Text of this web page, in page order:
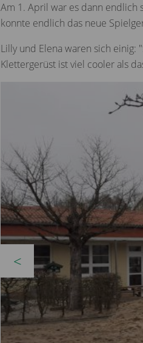
Am 1. April war es dann endlich
konnte endlich das neue
Lilly und Elena waren sich
Klettergerüst ist viel cooler als
zurück